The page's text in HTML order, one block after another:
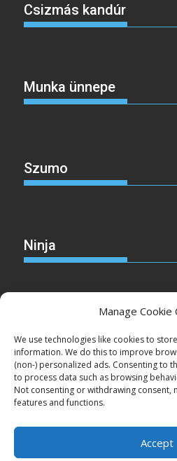
Manage Cookie
We use technologies like cookies to
information. We do this to improve
(non-) personalized ads. Consenting to
to process data such as browsing
Not consenting or withdrawing consent,
features and functions.
Accept
Csizmás kandúr
Munka ünnepe
Szumo
Ninja
Cake